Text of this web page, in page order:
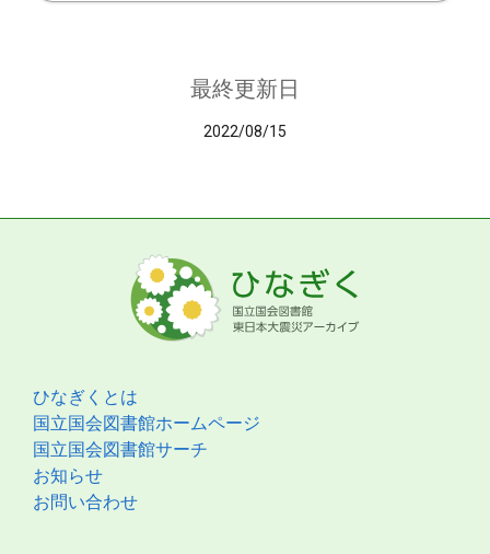
最終更新日
2022/08/15
ひなぎくとは
国立国会図書館ホームページ
国立国会図書館サーチ
お知らせ
お問い合わせ